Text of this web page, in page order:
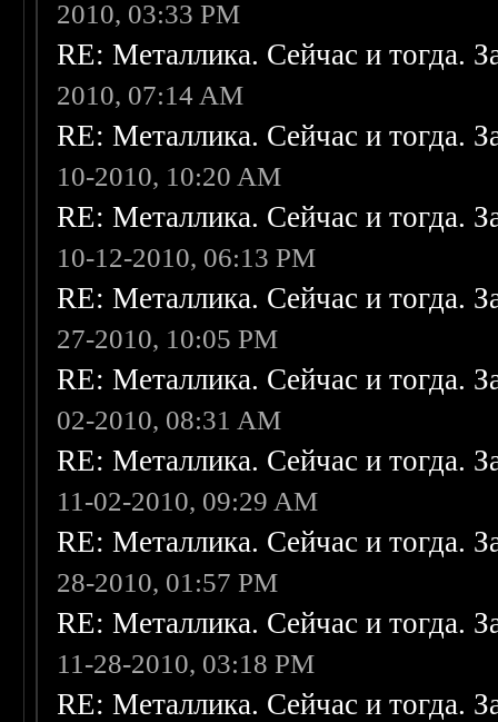
2010, 03:33 PM
RE: Металлика. Сейчас и тогда.
2010, 07:14 AM
RE: Металлика. Сейчас и тогда.
10-2010, 10:20 AM
RE: Металлика. Сейчас и тогда.
10-12-2010, 06:13 PM
RE: Металлика. Сейчас и тогда.
27-2010, 10:05 PM
RE: Металлика. Сейчас и тогда.
02-2010, 08:31 AM
RE: Металлика. Сейчас и тогда.
11-02-2010, 09:29 AM
RE: Металлика. Сейчас и тогда.
28-2010, 01:57 PM
RE: Металлика. Сейчас и тогда.
11-28-2010, 03:18 PM
RE: Металлика. Сейчас и тогда.